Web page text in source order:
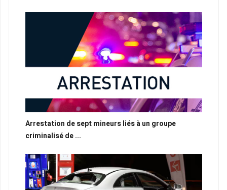
Arrestation de sept mineurs liés à un groupe
criminalisé de ...